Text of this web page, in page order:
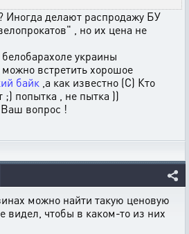
Иногда делают распродажу БУ
, но их цена не
украины
можно встретить хорошое
байк ,а как известно (С) Кто
;) попытка , не пытка ))
вопрос !
можно найти такую ценовую
видел, чтобы в каком-то из них